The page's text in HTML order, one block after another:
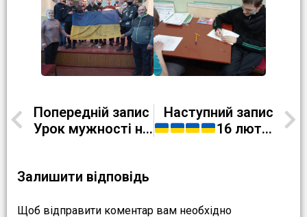
Попередній запис
Урок мужності на тему: “У полум’ї Афганської війни”
Наступний запис
16 лютого – День єднання
Залишити відповідь
Щоб відправити коментар вам необхідно